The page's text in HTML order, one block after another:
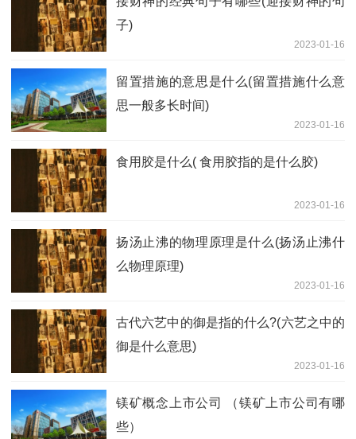
子)
2023-01-16
留置措施的意思是什么(留置措施什么意
思一般多长时间)
2023-01-16
食用胶是什么( 食用胶指的是什么胶)
2023-01-16
扬汤止沸的物理原理是什么(扬汤止沸什
么物理原理)
2023-01-16
古代六艺中的御是指的什么?(六艺之中的
御是什么意思)
2023-01-16
镁矿概念上市公司 （镁矿上市公司有哪
些）